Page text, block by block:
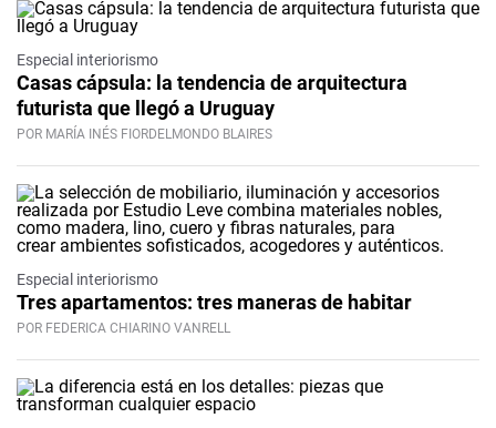
Especial interiorismo
Casas cápsula: la tendencia de arquitectura
futurista que llegó a Uruguay
POR MARÍA INÉS FIORDELMONDO BLAIRES
Especial interiorismo
Tres apartamentos: tres maneras de habitar
POR FEDERICA CHIARINO VANRELL